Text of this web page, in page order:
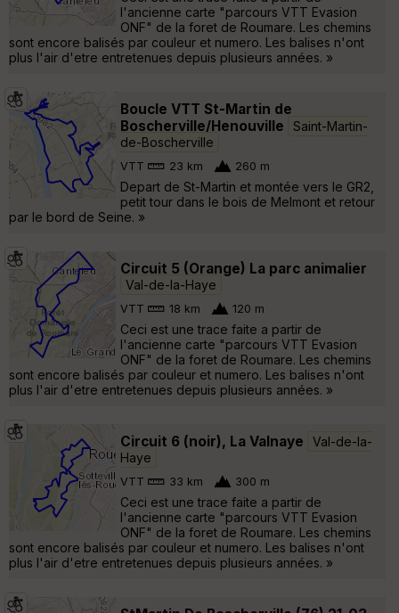
l'ancienne carte "parcours VTT Evasion
ONF" de la foret de Roumare. Les chemins
sont encore balisés par couleur et numero. Les balises n'ont
plus l'air d'etre entretenues depuis plusieurs années. »
Boucle VTT St-Martin de
Boscherville/Henouville
Saint-Martin-
de-Boscherville
VTT 23 km 260 m
Depart de St-Martin et montée vers le GR2,
petit tour dans le bois de Melmont et retour
par le bord de Seine. »
Circuit 5 (Orange) La parc animalier
Val-de-la-Haye
VTT 18 km 120 m
Ceci est une trace faite a partir de
l'ancienne carte "parcours VTT Evasion
ONF" de la foret de Roumare. Les chemins
sont encore balisés par couleur et numero. Les balises n'ont
plus l'air d'etre entretenues depuis plusieurs années. »
Circuit 6 (noir), La Valnaye
Val-de-la-
Haye
VTT 33 km 300 m
Ceci est une trace faite a partir de
l'ancienne carte "parcours VTT Evasion
ONF" de la foret de Roumare. Les chemins
sont encore balisés par couleur et numero. Les balises n'ont
plus l'air d'etre entretenues depuis plusieurs années. »